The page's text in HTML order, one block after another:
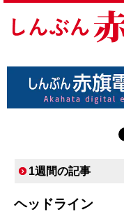
1週間の記事
ヘッドライン